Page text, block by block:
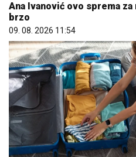
Ana Ivanović ovo sprema
brzo
09. 08. 2026 11:54